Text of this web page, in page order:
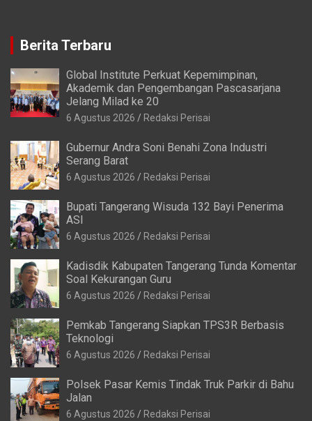
Berita Terbaru
Global Institute Perkuat Kepemimpinan,
Akademik dan Pengembangan Pascasarjana
Jelang Milad ke 20
6 Agustus 2026 Redaksi Perisai
Gubernur Andra Soni Benahi Zona Industri
Serang Barat
6 Agustus 2026 Redaksi Perisai
Bupati Tangerang Wisuda 132 Bayi Penerima
ASI
6 Agustus 2026 Redaksi Perisai
Kadisdik Kabupaten Tangerang Tunda Komentar
Soal Kekurangan Guru
6 Agustus 2026 Redaksi Perisai
Pemkab Tangerang Siapkan TPS3R Berbasis
Teknologi
6 Agustus 2026 Redaksi Perisai
Polsek Pasar Kemis Tindak Truk Parkir di Bahu
Jalan
6 Agustus 2026 Redaksi Perisai